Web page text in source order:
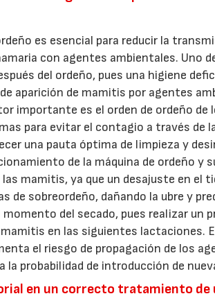
es esencial para reducir la
con agentes ambientales. Uno
del ordeño, pues una higiene
aparición de mamitis por agentes
importante es el orden de ordeño de
para evitar el contagio a través de
una pauta óptima de limpieza y
de la máquina de ordeño y
mamitis, ya que un desajuste en el
de sobreordeño, dañando la ubre y
del secado, pues realizar un
en las siguientes lactaciones.
el riesgo de propagación de los
la probabilidad de introducción de
en un correcto tratamiento